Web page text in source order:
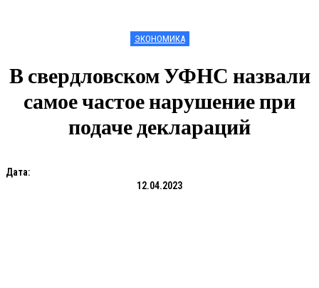
ЭКОНОМИКА
В свердловском УФНС назвали
самое частое нарушение при
подаче деклараций
Дата:
12.04.2023